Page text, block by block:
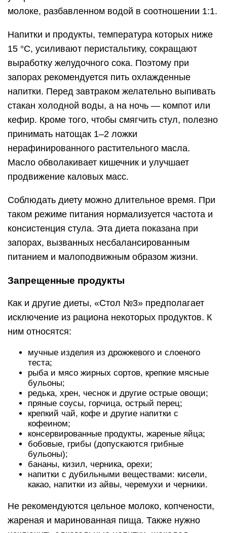
молоке, разбавленном водой в соотношении 1:1.
Напитки и продукты, температура которых ниже
15 °C, усиливают перистальтику, сокращают
выработку желудочного сока. Поэтому при
запорах рекомендуется пить охлажденные
напитки. Перед завтраком желательно выпивать
стакан холодной воды, а на ночь — компот или
кефир. Кроме того, чтобы смягчить стул, полезно
принимать натощак 1–2 ложки
нерафинированного растительного масла.
Масло обволакивает кишечник и улучшает
продвижение каловых масс.
Соблюдать диету можно длительное время. При
таком режиме питания нормализуется частота и
консистенция стула. Эта диета показана при
запорах, вызванных несбалансированным
питанием и малоподвижным образом жизни.
Запрещенные продукты
Как и другие диеты, «Стол №3» предполагает
исключение из рациона некоторых продуктов. К
ним относятся:
мучные изделия из дрожжевого и слоеного
теста;
рыба и мясо жирных сортов, крепкие мясные
бульоны;
редька, хрен, чеснок и другие острые овощи;
пряные соусы, горчица, острый перец;
крепкий чай, кофе и другие напитки с
кофеином;
консервированные продукты, жареные яйца;
бобовые, грибы (допускаются грибные
бульоны);
бананы, кизил, черника, орехи;
напитки с дубильными веществами: кисели,
какао, напитки из айвы, черемухи и черники.
Не рекомендуются цельное молоко, копчености,
жареная и маринованная пища. Также нужно